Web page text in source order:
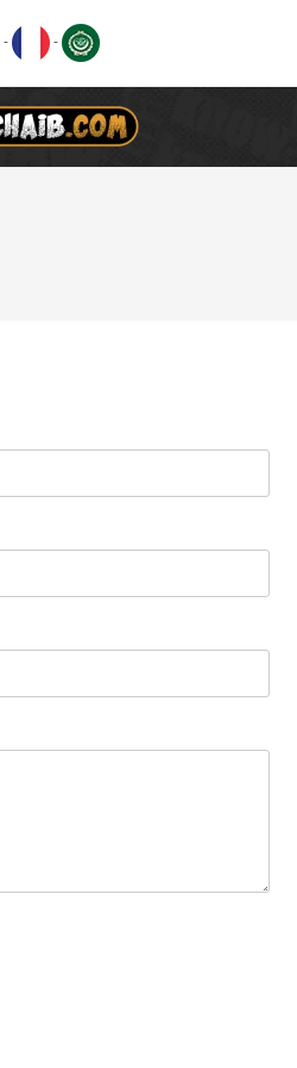
- -